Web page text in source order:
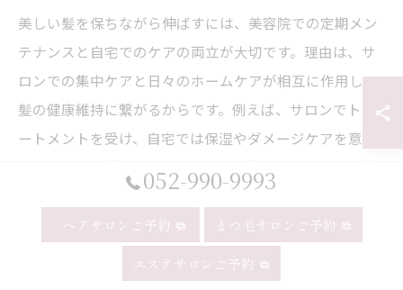
美しい髪を保ちながら伸ばすには、美容院での定期メン
テナンスと自宅でのケアの両立が大切です。理由は、サ
ロンでの集中ケアと日々のホームケアが相互に作用し、
髪の健康維持に繋がるからです。例えば、サロンでトリ
ートメントを受け、自宅では保湿やダメージケアを意識
することで、伸ばし中も美しい髪を実現できます。両方
のケアをバランスよく取り入れましょう。
052-990-9993
ヘアサロンご予約 まつ毛サロンご予約
エステサロンご予約